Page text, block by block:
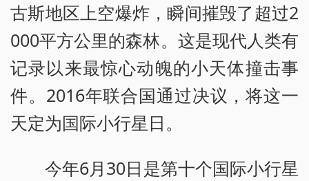
古斯地区上空爆炸，瞬间摧毁了超过2
000平方公里的森林。这是现代人类有
记录以来最惊心动魄的小天体撞击事
件。2016年联合国通过决议，将这一
天定为国际小行星日。
今年6月30日是第十个国际小行星